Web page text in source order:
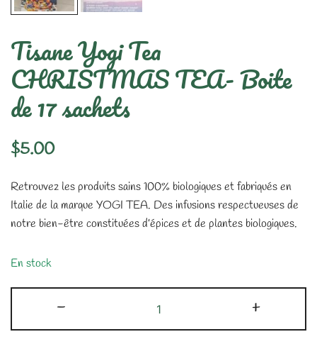
Tisane Yogi Tea
CHRISTMAS TEA- Boite
de 17 sachets
$5.00
Retrouvez les produits sains 100% biologiques et fabriqués en
Italie de la marque YOGI TEA. Des infusions respectueuses de
notre bien-être constituées d’épices et de plantes biologiques.
En stock
-
de
Tisane
+